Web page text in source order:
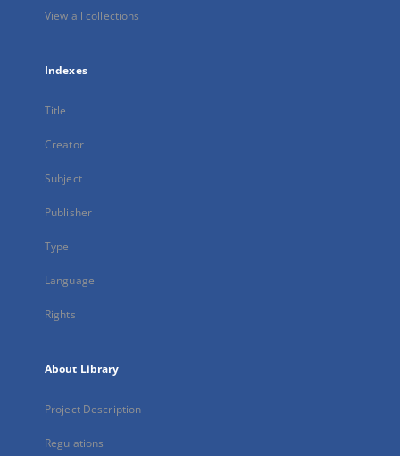
View all collections
Indexes
Title
Creator
Subject
Publisher
Type
Language
Rights
About Library
Project Description
Regulations